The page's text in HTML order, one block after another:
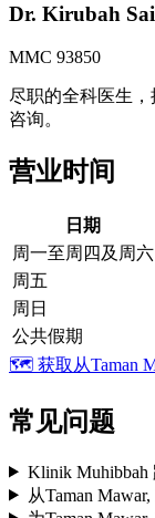
Dr. Kirubah
MMC 93850
尽职的全科医生
咨询。
营业时间
日期
周一至周四及周六
周五
周日
公共假期
🗺️ 获取从Taman
常见问题
Klinik Muhibbah
从Taman